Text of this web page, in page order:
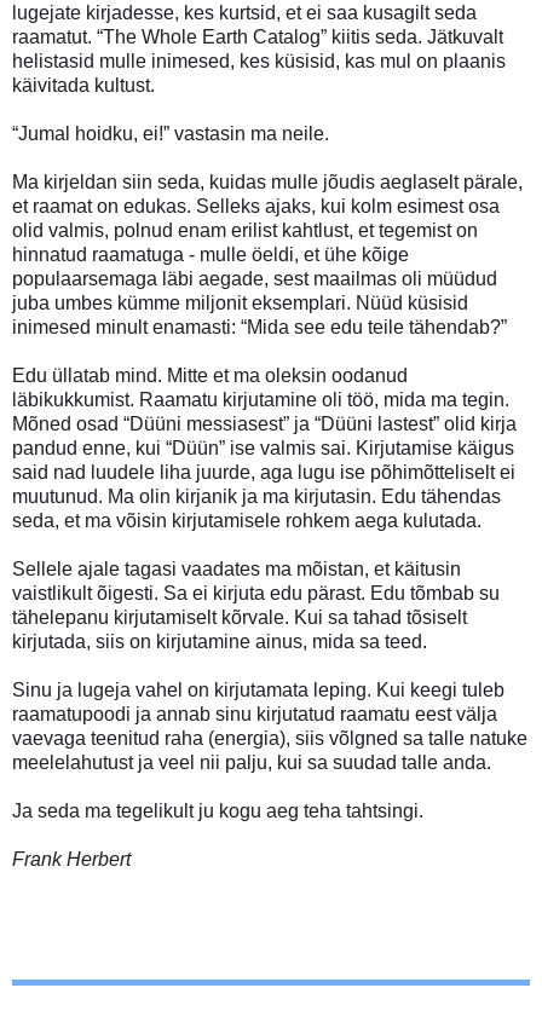
lugejate kirjadesse, kes kurtsid, et ei saa kusagilt seda
raamatut. “The Whole Earth Catalog” kiitis seda. Jätkuvalt
helistasid mulle inimesed, kes küsisid, kas mul on plaanis
käivitada kultust.
“Jumal hoidku, ei!” vastasin ma neile.
Ma kirjeldan siin seda, kuidas mulle jõudis aeglaselt pärale,
et raamat on edukas. Selleks ajaks, kui kolm esimest osa
olid valmis, polnud enam erilist kahtlust, et tegemist on
hinnatud raamatuga - mulle öeldi, et ühe kõige
populaarsemaga läbi aegade, sest maailmas oli müüdud
juba umbes kümme miljonit eksemplari. Nüüd küsisid
inimesed minult enamasti: “Mida see edu teile tähendab?”
Edu üllatab mind. Mitte et ma oleksin oodanud
läbikukkumist. Raamatu kirjutamine oli töö, mida ma tegin.
Mõned osad “Düüni messiasest” ja “Düüni lastest” olid kirja
pandud enne, kui “Düün” ise valmis sai. Kirjutamise käigus
said nad luudele liha juurde, aga lugu ise põhimõtteliselt ei
muutunud. Ma olin kirjanik ja ma kirjutasin. Edu tähendas
seda, et ma võisin kirjutamisele rohkem aega kulutada.
Sellele ajale tagasi vaadates ma mõistan, et käitusin
vaistlikult õigesti. Sa ei kirjuta edu pärast. Edu tõmbab su
tähelepanu kirjutamiselt kõrvale. Kui sa tahad tõsiselt
kirjutada, siis on kirjutamine ainus, mida sa teed.
Sinu ja lugeja vahel on kirjutamata leping. Kui keegi tuleb
raamatupoodi ja annab sinu kirjutatud raamatu eest välja
vaevaga teenitud raha (energia), siis võlgned sa talle natuke
meelelahutust ja veel nii palju, kui sa suudad talle anda.
Ja seda ma tegelikult ju kogu aeg teha tahtsingi.
Frank Herbert